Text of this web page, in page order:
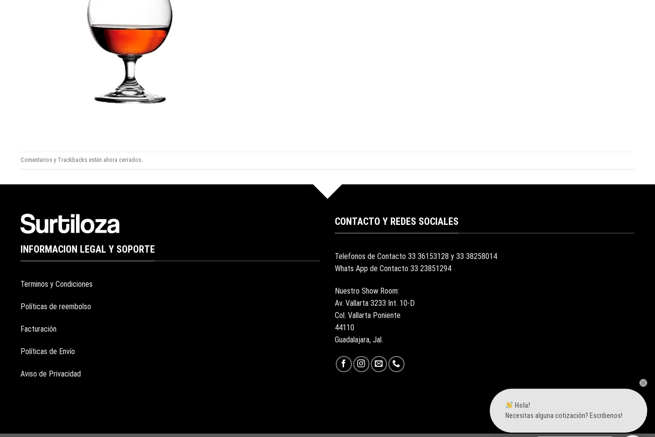
Comentarios y Trackbacks están ahora cerrados.
INFORMACION LEGAL Y SOPORTE
Terminos y Condiciones
Políticas de reembolso
Facturación
Políticas de Envío
Aviso de Privacidad
CONTACTO Y REDES SOCIALES
Telefonos de Contacto 33 36153128 y 33 38258014
Whats App de Contacto 33 23851294
Nuestro Show Room:
Av. Vallarta 3233 Int. 10-D
Col. Vallarta Poniente
44110
Guadalajara, Jal.
Hola!
Necesitas alguna cotización? Escribenos!